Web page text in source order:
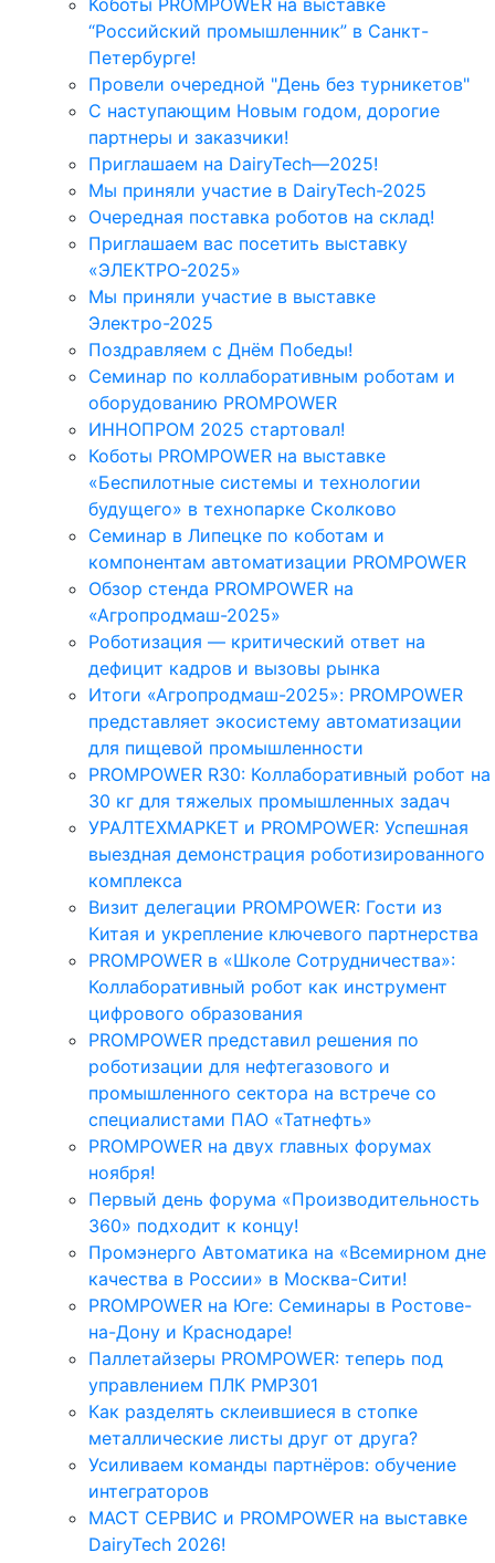
Коботы PROMPOWER на выставке
“Российский промышленник” в Санкт-
Петербурге!
Провели очередной "День без турникетов"
С наступающим Новым годом, дорогие
партнеры и заказчики!
Приглашаем на DairyTech—2025!
Мы приняли участие в DairyTech-2025
Очередная поставка роботов на склад!
Приглашаем вас посетить выставку
«ЭЛЕКТРО-2025»
Мы приняли участие в выставке
Электро-2025
Поздравляем с Днём Победы!
Семинар по коллаборативным роботам и
оборудованию PROMPOWER
ИННОПРОМ 2025 стартовал!
Коботы PROMPOWER на выставке
«Беспилотные системы и технологии
будущего» в технопарке Сколково
Семинар в Липецке по коботам и
компонентам автоматизации PROMPOWER
Обзор стенда PROMPOWER на
«Агропродмаш-2025»
Роботизация — критический ответ на
дефицит кадров и вызовы рынка
Итоги «Агропродмаш-2025»: PROMPOWER
представляет экосистему автоматизации
для пищевой промышленности
PROMPOWER R30: Коллаборативный робот на
30 кг для тяжелых промышленных задач
УРАЛТЕХМАРКЕТ и PROMPOWER: Успешная
выездная демонстрация роботизированного
комплекса
Визит делегации PROMPOWER: Гости из
Китая и укрепление ключевого партнерства
PROMPOWER в «Школе Сотрудничества»:
Коллаборативный робот как инструмент
цифрового образования
PROMPOWER представил решения по
роботизации для нефтегазового и
промышленного сектора на встрече со
специалистами ПАО «Татнефть»
PROMPOWER на двух главных форумах
ноября!
Первый день форума «Производительность
360» подходит к концу!
Промэнерго Автоматика на «Всемирном дне
качества в России» в Москва-Сити!
PROMPOWER на Юге: Семинары в Ростове-
на-Дону и Краснодаре!
Паллетайзеры PROMPOWER: теперь под
управлением ПЛК PMP301
Как разделять склеившиеся в стопке
металлические листы друг от друга?
Усиливаем команды партнёров: обучение
интеграторов
МАСТ СЕРВИС и PROMPOWER на выставке
DairyTech 2026!